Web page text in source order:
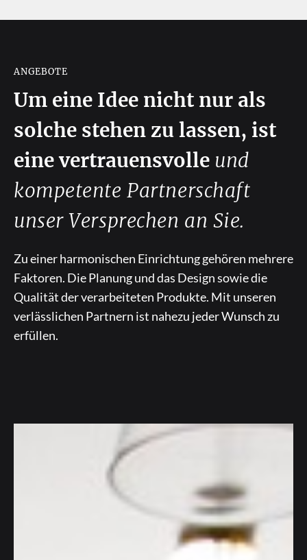
ANGEBOTE
Um eine Idee nicht nur als
solche stehen zu lassen, ist
eine vertrauensvolle und
kompetente Partnerschaft
unser Versprechen an Sie.
Zu einer harmonischen Einrichtung gehören mehrere
Faktoren. Die Planung und das Design sowie die
Qualität der verarbeiteten Produkte. Mit unseren
verlässlichen Partnern ist nahezu jeder Wunsch zu
erfüllen.